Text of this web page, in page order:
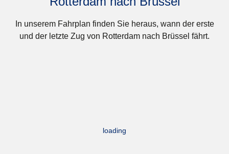
In unserem Fahrplan finden Sie heraus, wann der erste
und der letzte Zug von Rotterdam nach Brüssel fährt.
loading